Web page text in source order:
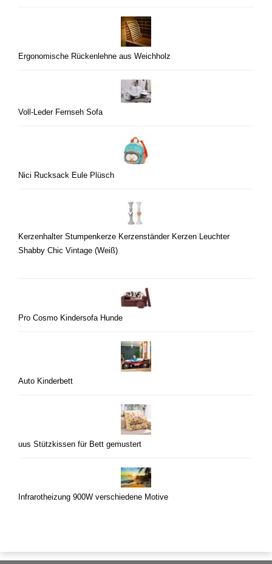
Ergonomische Rückenlehne aus Weichholz
Voll-Leder Fernseh Sofa
Nici Rucksack Eule Plüsch
Kerzenhalter Stumpenkerze Kerzenständer Kerzen Leuchter
Shabby Chic Vintage (Weiß)
Pro Cosmo Kindersofa Hunde
Auto Kinderbett
uus Stützkissen für Bett gemustert
Infrarotheizung 900W verschiedene Motive